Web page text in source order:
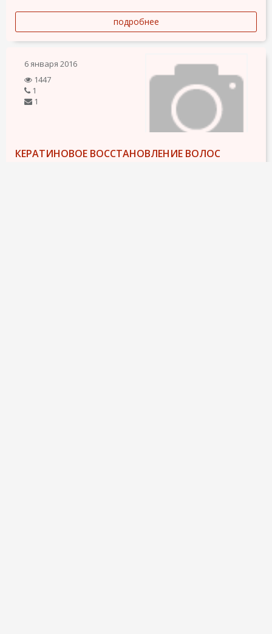
подробнее
6 января 2016
1447
1
1
КЕРАТИНОВОЕ ВОССТАНОВЛЕНИЕ ВОЛОС